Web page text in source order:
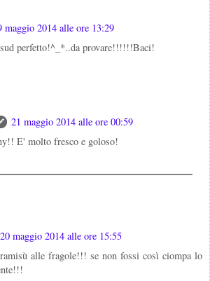
maggio 2014 alle ore 13:29
perfetto!^_*..da provare!!!!!!Baci!
21 maggio 2014 alle ore 00:59
E' molto fresco e goloso!
20 maggio 2014 alle ore 15:55
alle fragole!!! se non fossi così ciompa lo